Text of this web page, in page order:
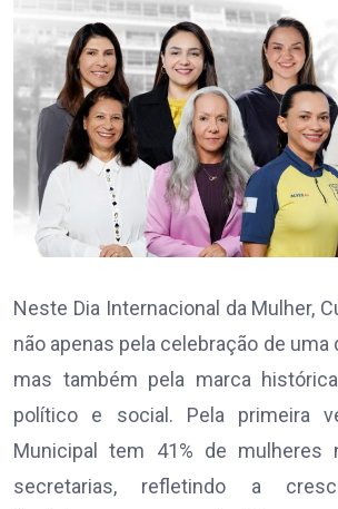
Neste Dia Internacional da Mulher,
não apenas pela celebração de uma
mas também pela marca
político e social. Pela primeira
Municipal tem 41% de mulheres
secretarias, refletindo a